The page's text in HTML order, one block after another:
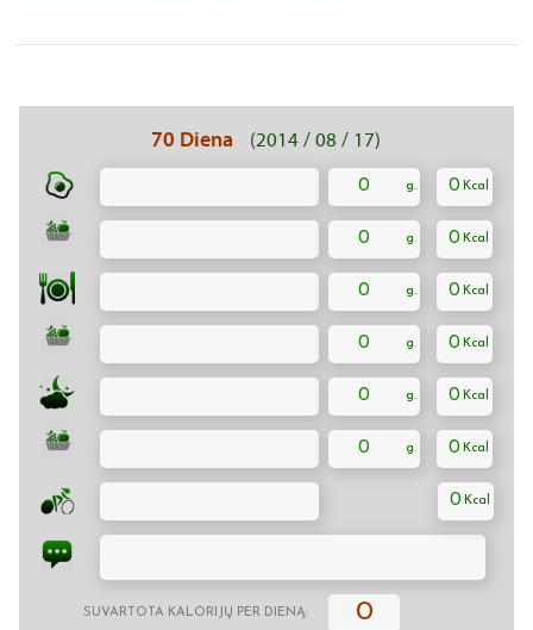
70 Diena (2014 / 08 / 17)
0 0
0 0
0 0
0 0
0 0
0 0
0
SUVARTOTA KALORIJŲ PER DIENĄ: 0